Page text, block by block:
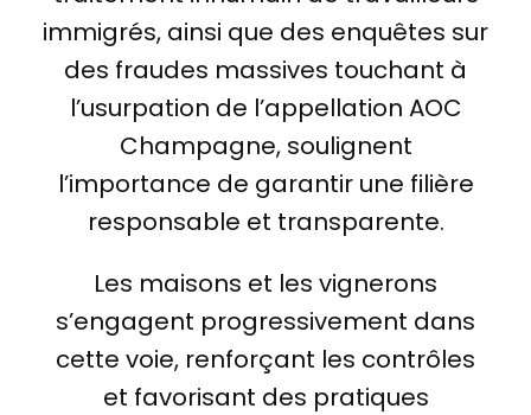
immigrés, ainsi que des enquêtes sur
des fraudes massives touchant à
l’usurpation de l’appellation AOC
Champagne, soulignent
l’importance de garantir une filière
responsable et transparente.
Les maisons et les vignerons
s’engagent progressivement dans
cette voie, renforçant les contrôles
et favorisant des pratiques